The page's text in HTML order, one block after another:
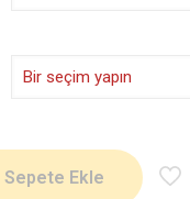
Sepete Ekle